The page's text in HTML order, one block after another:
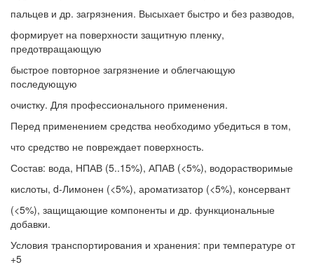
пальцев и др. загрязнения. Высыхает быстро и без разводов,
формирует на поверхности защитную пленку,
предотвращающую
быстрое повторное загрязнение и облегчающую
последующую
очистку. Для профессионального применения.
Перед применением средства необходимо убедиться в том,
что средство не повреждает поверхность.
Состав: вода, НПАВ (5..15%), АПАВ (<5%), водорастворимые
кислоты, d-Лимонен (<5%), ароматизатор (<5%), консервант
(<5%), защищающие компоненты и др. функциональные
добавки.
Условия транспортирования и хранения: при температуре от
+5